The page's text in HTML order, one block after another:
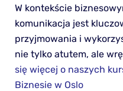
W kontekście
komunikacja jest
przyjmowania i
nie tylko atutem, ale
się więcej o naszych
Biznesie w Oslo